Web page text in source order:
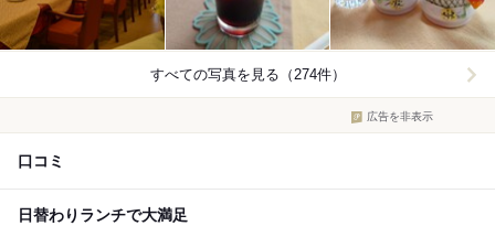
すべての写真を見る（274件）
広告を非表示
口コミ
日替わりランチで大満足